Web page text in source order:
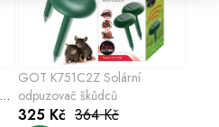
GOT K751C2Z Solární
odpuzovač škůdců
325 Kč 364 Kč